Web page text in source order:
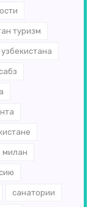
туризм
милан
санатории